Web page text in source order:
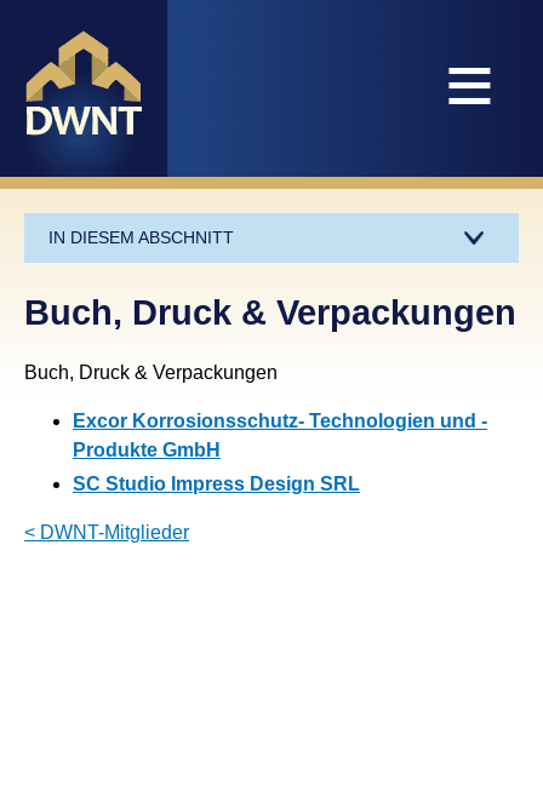
≡
IN DIESEM ABSCHNITT
Buch, Druck & Verpackungen
Buch, Druck & Verpackungen
Excor Korrosionsschutz- Technologien und -
Produkte GmbH
SC Studio Impress Design SRL
< DWNT-Mitglieder